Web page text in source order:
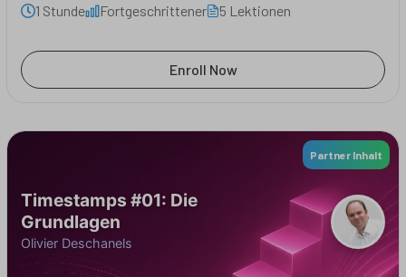
1 Stunde
Fortgeschrittener 5 Lektionen
Enroll Now
Partner Inhalt
Timestamps #01: Die
Grundlagen
Olivier Deschanels